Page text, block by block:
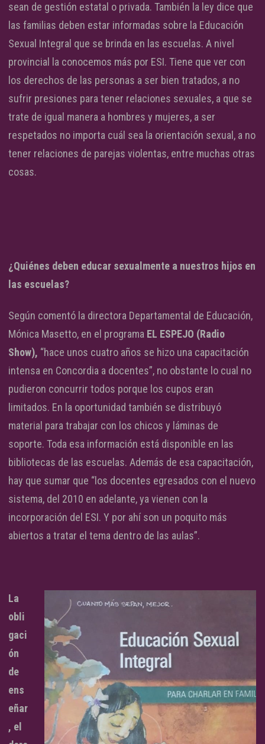
sean de gestión estatal o privada. También la ley dice que
las familias deben estar informadas sobre la Educación
Sexual Integral que se brinda en las escuelas. A nivel
provincial la conocemos más por ESI. Tiene que ver con
los derechos de las personas a ser bien tratados, a no
sufrir presiones para tener relaciones sexuales, a que se
trate de igual manera a hombres y mujeres, a ser
respetados no importa cuál sea la orientación sexual, a no
tener relaciones de parejas violentas, entre muchas otras
cosas.
¿Quiénes deben educar sexualmente a nuestros hijos en
las escuelas?
Según comentó la directora Departamental de Educación,
Mónica Masetto, en el programa EL ESPEJO (Radio
Show), “hace unos cuatro años se hizo una capacitación
intensa en Concordia a docentes”, no obstante lo cual no
pudieron concurrir todos porque los cupos eran
limitados. En la oportunidad también se distribuyó
material para trabajar con los chicos y láminas de
soporte. Toda esa información está disponible en las
bibliotecas de las escuelas. Además de esa capacitación,
hay que sumar que “los docentes egresados con el nuevo
sistema, del 2010 en adelante, ya vienen con la
incorporación del ESI. Y por ahí son un poquito más
abiertos a tratar el tema dentro de las aulas”.
La
obli
gaci
ón
de
ens
eñar
, el